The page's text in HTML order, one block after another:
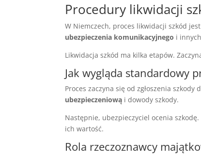
Procedury likwidacji
W Niemczech, proces likwidacji szkód
ubezpieczenia komunikacyjnego i
Likwidacja szkód ma kilka etapów.
Jak wygląda standardowy
Proces zaczyna się od zgłoszenia
ubezpieczeniową i dowody szkody.
Następnie, ubezpieczyciel ocenia
ich wartość.
Rola rzeczoznawcy